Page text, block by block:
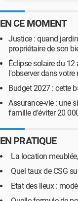
EN CE MOMENT
Justice : quand
propriétaire de son
Éclipse solaire du
l'observer dans votre
Budget 2027 : cette
Assurance-vie : une
famille d'éviter 20
EN PRATIQUE
La location
Quel taux de CSG
Etat des lieux :